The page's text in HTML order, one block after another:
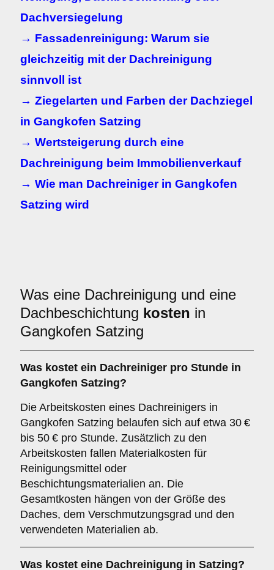
Dachversiegelung
→ Fassadenreinigung: Warum sie
gleichzeitig mit der Dachreinigung
sinnvoll ist
→ Ziegelarten und Farben der Dachziegel
in Gangkofen Satzing
→ Wertsteigerung durch eine
Dachreinigung beim Immobilienverkauf
→ Wie man Dachreiniger in Gangkofen
Satzing wird
Was eine Dachreinigung und eine
Dachbeschichtung kosten in
Gangkofen Satzing
Was kostet ein Dachreiniger pro Stunde in
Gangkofen Satzing?
Die Arbeitskosten eines Dachreinigers in
Gangkofen Satzing belaufen sich auf etwa 30 €
bis 50 € pro Stunde. Zusätzlich zu den
Arbeitskosten fallen Materialkosten für
Reinigungsmittel oder
Beschichtungsmaterialien an. Die
Gesamtkosten hängen von der Größe des
Daches, dem Verschmutzungsgrad und den
verwendeten Materialien ab.
Was kostet eine Dachreinigung in Satzing?